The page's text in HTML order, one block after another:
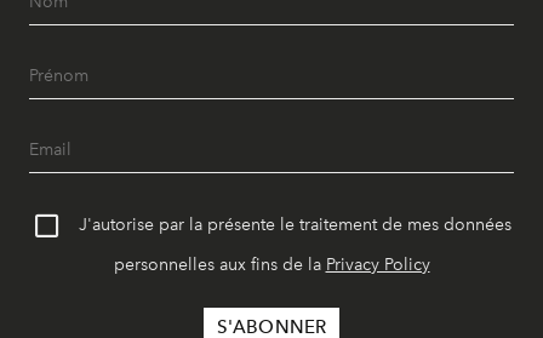
J'autorise par la présente le traitement de mes données
personnelles aux fins de la Privacy Policy